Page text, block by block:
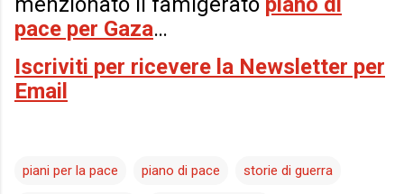
pace per Gaza…
Iscriviti per ricevere la Newsletter per
Email
piani per la pace piano di pace storie di guerra